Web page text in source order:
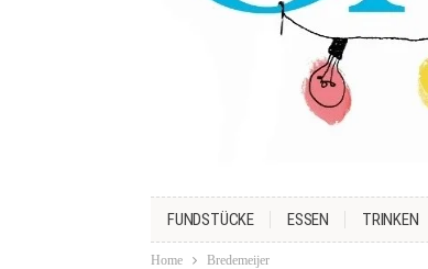
FUNDSTÜCKE ESSEN TRINKEN
Home Bredemeijer